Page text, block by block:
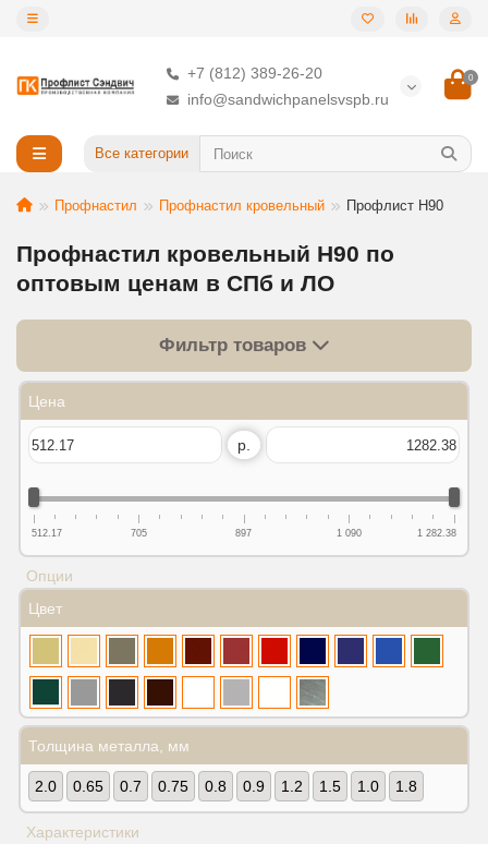
+7 (812) 389-26-20
info@sandwichpanelsvspb.ru
0
Все категории
Профнастил Профнастил кровельный Профлист Н90
Профнастил кровельный Н90 по
оптовым ценам в СПб и ЛО
Фильтр товаров
Цена
р.
512.17 705 897 1 090 1 282.38
Опции
Цвет
Толщина металла, мм
2.0 0.65 0.7 0.75 0.8 0.9 1.2 1.5 1.0 1.8
Характеристики